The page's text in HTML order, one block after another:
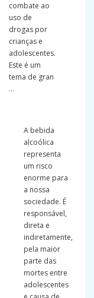
combate ao
uso de
drogas por
crianças e
adolescentes.
Este é um
tema de gran
...
A bebida
alcoólica
representa
um risco
enorme para
a nossa
sociedade. É
responsável,
direta e
indiretamente,
pela maior
parte das
mortes entre
adolescentes